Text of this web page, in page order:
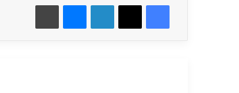
فيسبوك
‫X لينكدإن ماسنجر طباعة